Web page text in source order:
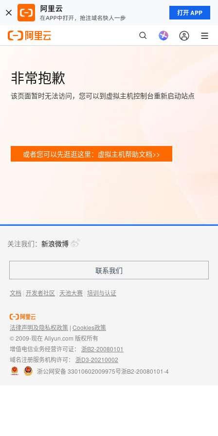
打开 APP
非常抱歉
该页面暂时无法访问，您可以到虚拟主机控制台重新启动站点
或者您可以先逛逛这里：虚拟主机帮助文档>>